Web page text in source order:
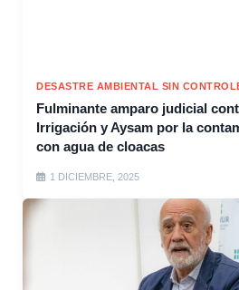
DESASTRE AMBIENTAL SIN
Fulminante amparo judicial
Irrigación y Aysam por la
con agua de cloacas
1 DICIEMBRE, 2025